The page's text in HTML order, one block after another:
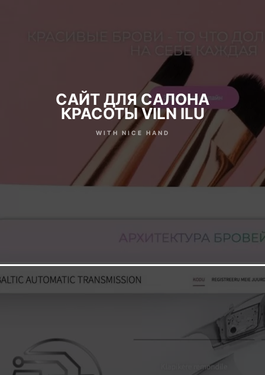
САЙТ ДЛЯ САЛОНА
КРАСОТЫ VILN ILU
WITH NICE HAND